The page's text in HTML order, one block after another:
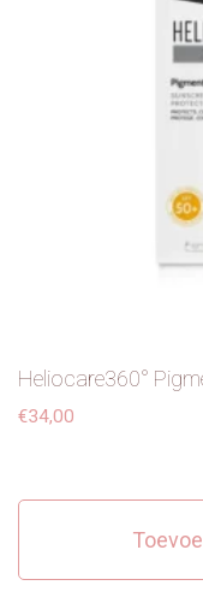
Heliocare360°
€34,00